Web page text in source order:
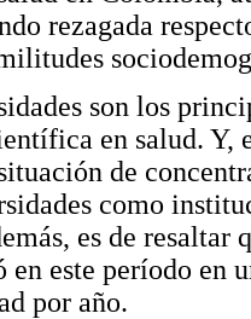
rezagada
son los
en salud. Y,
de
como
es de resaltar
en este período en
por año.